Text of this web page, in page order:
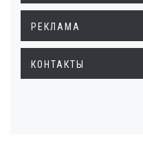
РЕКЛАМА
КОНТАКТЫ